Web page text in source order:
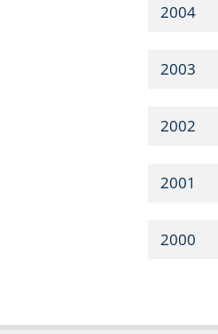
2004
2003
2002
2001
2000